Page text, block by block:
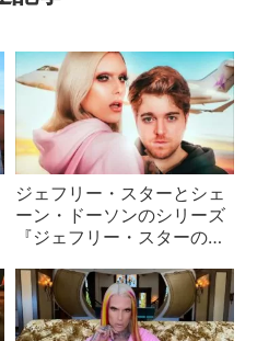
ジェフリー・スターとシェ
ーン・ドーソンのシリーズ
『ジェフリー・スターの美